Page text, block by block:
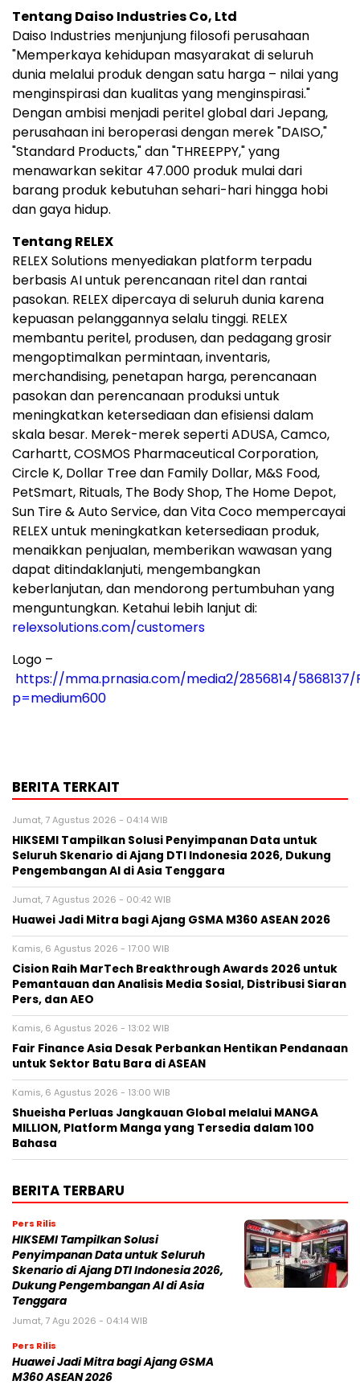
Tentang Daiso Industries Co, Ltd
Daiso Industries menjunjung filosofi perusahaan
"Memperkaya kehidupan masyarakat di seluruh
dunia melalui produk dengan satu harga – nilai yang
menginspirasi dan kualitas yang menginspirasi."
Dengan ambisi menjadi peritel global dari Jepang,
perusahaan ini beroperasi dengan merek "DAISO,"
"Standard Products," dan "THREEPPY," yang
menawarkan sekitar 47.000 produk mulai dari
barang produk kebutuhan sehari-hari hingga hobi
dan gaya hidup.
Tentang RELEX
RELEX Solutions menyediakan platform terpadu
berbasis AI untuk perencanaan ritel dan rantai
pasokan. RELEX dipercaya di seluruh dunia karena
kepuasan pelanggannya selalu tinggi. RELEX
membantu peritel, produsen, dan pedagang grosir
mengoptimalkan permintaan, inventaris,
merchandising, penetapan harga, perencanaan
pasokan dan perencanaan produksi untuk
meningkatkan ketersediaan dan efisiensi dalam
skala besar. Merek-merek seperti ADUSA, Camco,
Carhartt, COSMOS Pharmaceutical Corporation,
Circle K, Dollar Tree dan Family Dollar, M&S Food,
PetSmart, Rituals, The Body Shop, The Home Depot,
Sun Tire & Auto Service, dan Vita Coco mempercayai
RELEX untuk meningkatkan ketersediaan produk,
menaikkan penjualan, memberikan wawasan yang
dapat ditindaklanjuti, mengembangkan
keberlanjutan, dan mendorong pertumbuhan yang
menguntungkan. Ketahui lebih lanjut di:
relexsolutions.com/customers
Logo –
https://mma.prnasia.com/media2/2856814/5868137/
p=medium600
BERITA TERKAIT
Jumat, 7 Agustus 2026 - 04:14 WIB
HIKSEMI Tampilkan Solusi Penyimpanan Data untuk
Seluruh Skenario di Ajang DTI Indonesia 2026, Dukung
Pengembangan AI di Asia Tenggara
Jumat, 7 Agustus 2026 - 00:42 WIB
Huawei Jadi Mitra bagi Ajang GSMA M360 ASEAN 2026
Kamis, 6 Agustus 2026 - 17:00 WIB
Cision Raih MarTech Breakthrough Awards 2026 untuk
Pemantauan dan Analisis Media Sosial, Distribusi Siaran
Pers, dan AEO
Kamis, 6 Agustus 2026 - 13:02 WIB
Fair Finance Asia Desak Perbankan Hentikan Pendanaan
untuk Sektor Batu Bara di ASEAN
Kamis, 6 Agustus 2026 - 13:00 WIB
Shueisha Perluas Jangkauan Global melalui MANGA
MILLION, Platform Manga yang Tersedia dalam 100
Bahasa
BERITA TERBARU
Pers Rilis
HIKSEMI Tampilkan Solusi
Penyimpanan Data untuk Seluruh
Skenario di Ajang DTI Indonesia 2026,
Dukung Pengembangan AI di Asia
Tenggara
Jumat, 7 Agu 2026 - 04:14 WIB
Pers Rilis
Huawei Jadi Mitra bagi Ajang GSMA
M360 ASEAN 2026